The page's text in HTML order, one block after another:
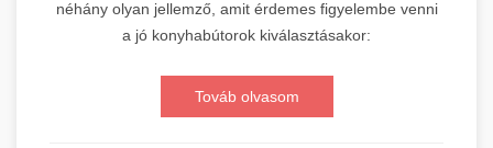
néhány olyan jellemző, amit érdemes figyelembe venni
a jó konyhabútorok kiválasztásakor:
Továb olvasom